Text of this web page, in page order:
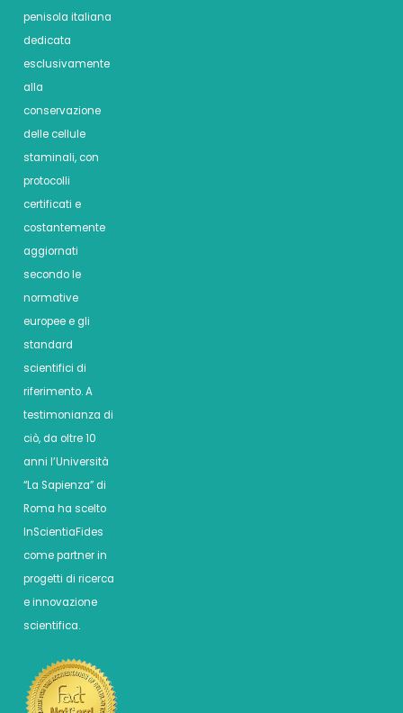
penisola italiana
dedicata
esclusivamente
alla
conservazione
delle cellule
staminali, con
protocolli
certificati e
costantemente
aggiornati
secondo le
normative
europee e gli
standard
scientifici di
riferimento. A
testimonianza di
ciò, da oltre 10
anni l’Università
“La Sapienza” di
Roma ha scelto
InScientiaFides
come partner in
progetti di ricerca
e innovazione
scientifica.